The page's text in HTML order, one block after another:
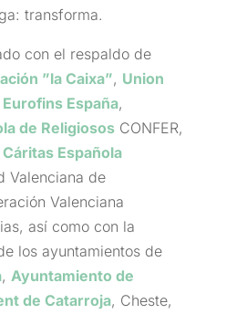
transforma.
con el respaldo de
”la Caixa”, Union
Eurofins España,
de ReligiososCONFER,
Cáritas Española
Valenciana de
Valenciana
así como con la
los ayuntamientos de
, Ayuntamiento de
de Catarroja, Cheste,